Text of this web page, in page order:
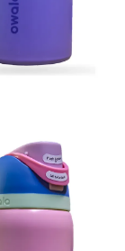
Añadir
lista de
deseos